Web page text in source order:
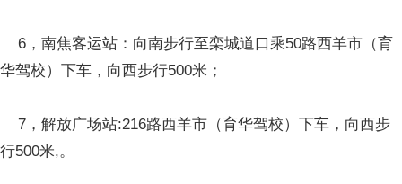
6，南焦客运站：向南步行至栾城道口乘50路西羊市（育
华驾校）下车，向西步行500米；
7，解放广场站:216路西羊市（育华驾校）下车，向西步
行500米,。